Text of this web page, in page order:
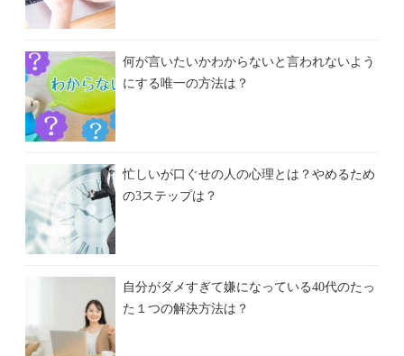
何が言いたいかわからないと言われないよう
にする唯一の方法は？
忙しいが口ぐせの人の心理とは？やめるため
の3ステップは？
自分がダメすぎて嫌になっている40代のたっ
た１つの解決方法は？